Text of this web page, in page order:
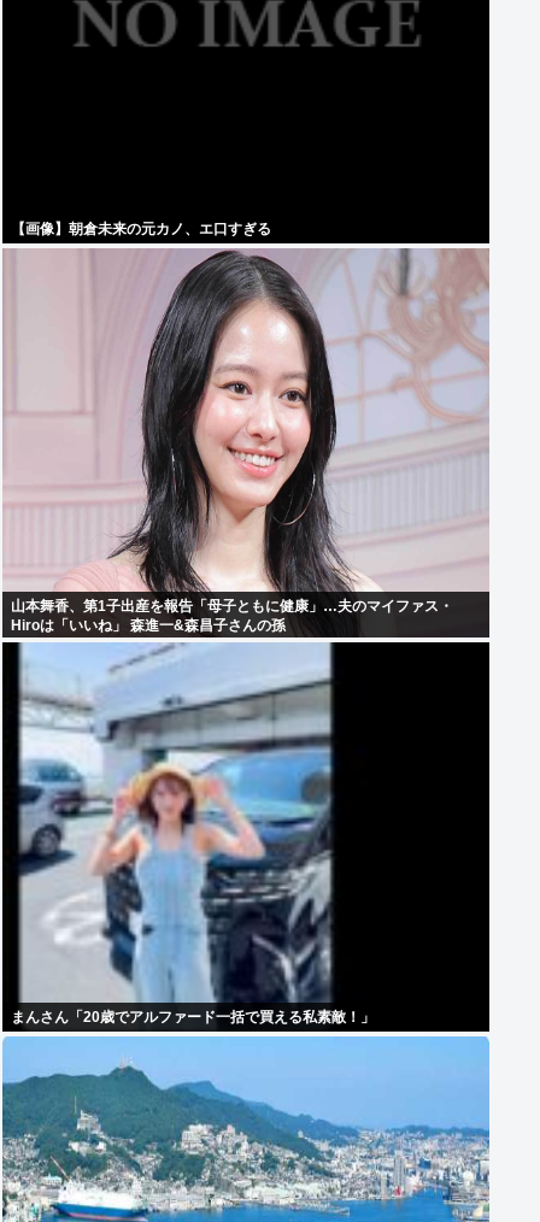
【画像】朝倉未来の元カノ、エ口すぎる
山本舞香、第1子出産を報告「母子ともに健康」…夫のマイファス・
Hiroは「いいね」 森進一&森昌子さんの孫
まんさん「20歳でアルファード一括で買える私素敵！」